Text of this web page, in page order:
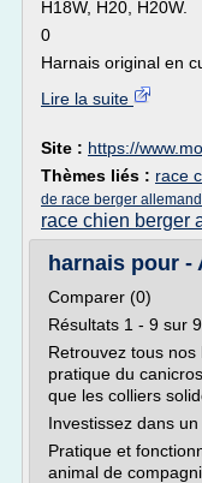
H18W, H20, H20W.
0
Harnais original en
Lire la suite
Site : https://
Thèmes liés : race
de race berger allemand
race chien berger
harnais pour
Comparer (0)
Résultats 1 - 9 sur 9.
Retrouvez tous
pratique du
que les colliers
Investissez dans
Pratique et
animal de